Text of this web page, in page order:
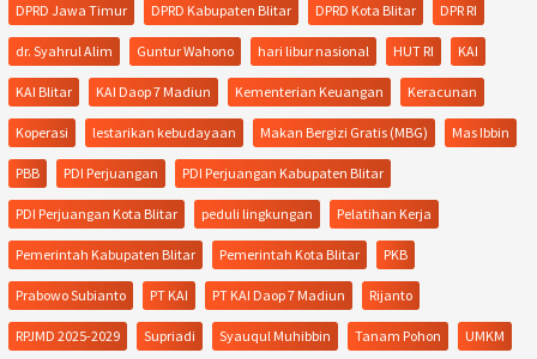
DPRD Jawa Timur DPRD Kabupaten Blitar DPRD Kota Blitar DPR RI
dr. Syahrul Alim Guntur Wahono hari libur nasional HUT RI KAI
KAI Blitar KAI Daop 7 Madiun Kementerian Keuangan Keracunan
Koperasi lestarikan kebudayaan Makan Bergizi Gratis (MBG) Mas Ibbin
PBB PDI Perjuangan PDI Perjuangan Kabupaten Blitar
PDI Perjuangan Kota Blitar peduli lingkungan Pelatihan Kerja
Pemerintah Kabupaten Blitar Pemerintah Kota Blitar PKB
Prabowo Subianto PT KAI PT KAI Daop 7 Madiun Rijanto
RPJMD 2025-2029 Supriadi Syauqul Muhibbin Tanam Pohon UMKM